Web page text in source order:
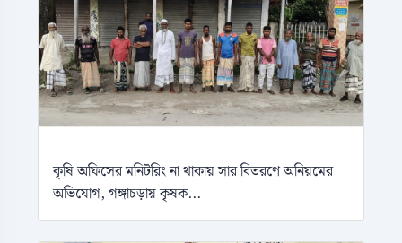
কৃষি অফিসের মনিটরিং না থাকায় সার বিতরণে অনিয়মের
অভিযোগ, গঙ্গাচড়ায় কৃষক...